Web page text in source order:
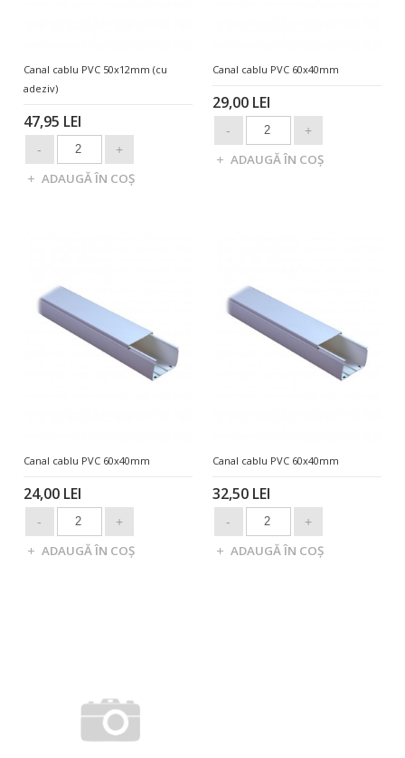
Canal cablu PVC 50x12mm (cu
adeziv)
47,95 LEI
Canal cablu PVC 60x40mm
29,00 LEI
Canal cablu PVC 60x40mm
24,00 LEI
Canal cablu PVC 60x40mm
32,50 LEI